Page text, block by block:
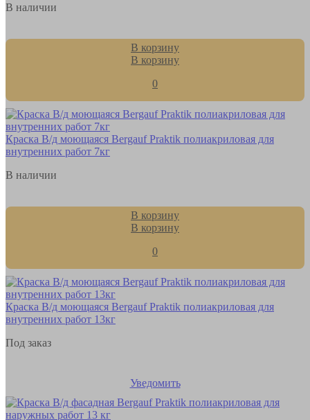
В наличии
В корзину
В корзину
0
Краска В/д моющаяся Bergauf Praktik полиакриловая для
внутренних работ 7кг
В наличии
В корзину
В корзину
0
Краска В/д моющаяся Bergauf Praktik полиакриловая для
внутренних работ 13кг
Под заказ
Уведомить